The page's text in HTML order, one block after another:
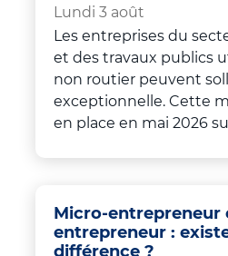
Lundi 3 août
Les entreprises du
et des travaux publics
non routier peuvent
exceptionnelle. Cette
en place en mai 2026
Micro-entrepreneur
entrepreneur :
différence ?